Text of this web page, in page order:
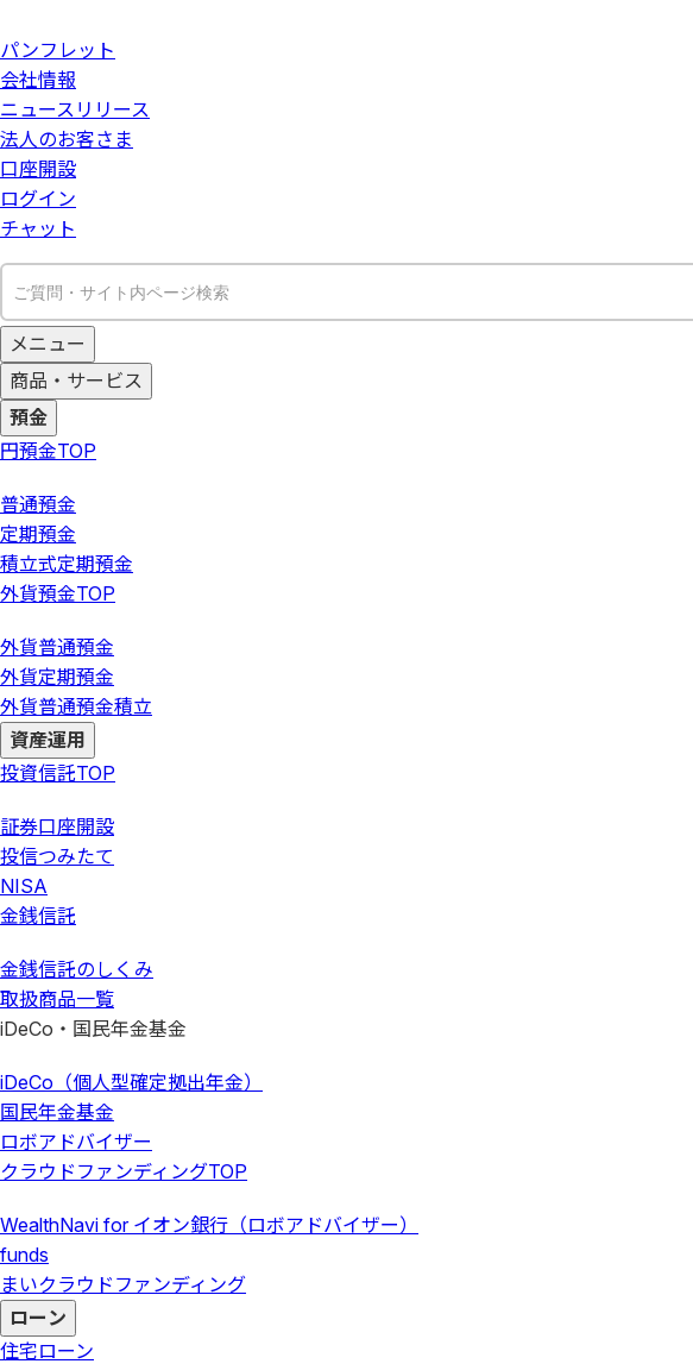
パンフレット
会社情報
ニュースリリース
法人のお客さま
口座開設
ログイン
チャット
メニュー
商品・サービス
預金
円預金TOP
普通預金
定期預金
積立式定期預金
外貨預金TOP
外貨普通預金
外貨定期預金
外貨普通預金積立
資産運用
投資信託TOP
証券口座開設
投信つみたて
NISA
金銭信託
金銭信託のしくみ
取扱商品一覧
iDeCo・国民年金基金
iDeCo（個人型確定拠出年金）
国民年金基金
ロボアドバイザー
クラウドファンディングTOP
WealthNavi for イオン銀行（ロボアドバイザー）
funds
まいクラウドファンディング
ローン
住宅ローン